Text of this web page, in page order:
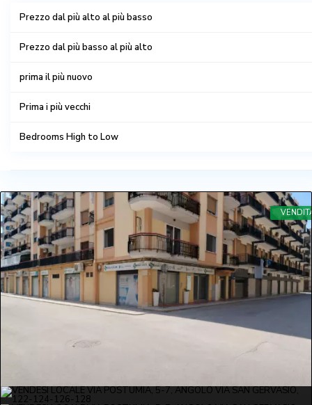
Prezzo dal più alto al più basso
Prezzo dal più basso al più alto
prima il più nuovo
Prima i più vecchi
Bedrooms High to Low
Bagni da alto a basso
Bathrooms Low to high
Predefinito